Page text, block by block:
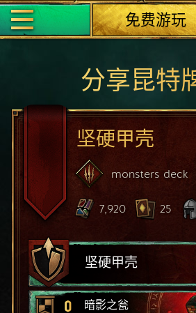
免费游玩
分享昆特
坚硬甲壳
monsters deck
7,920 25
坚硬甲壳
0 暗影之瓮